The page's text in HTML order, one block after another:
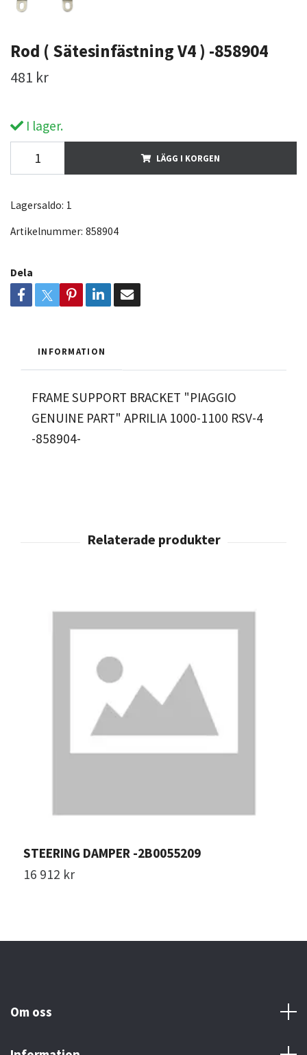
Rod ( Sätesinfästning V4 ) -858904
481 kr
I lager.
LÄGG I KORGEN
Lagersaldo: 1
Artikelnummer: 858904
Dela
INFORMATION
FRAME SUPPORT BRACKET "PIAGGIO
GENUINE PART" APRILIA 1000-1100 RSV-4
-858904-
STEERING DAMPER -2B0055209
16 912 kr
Om oss